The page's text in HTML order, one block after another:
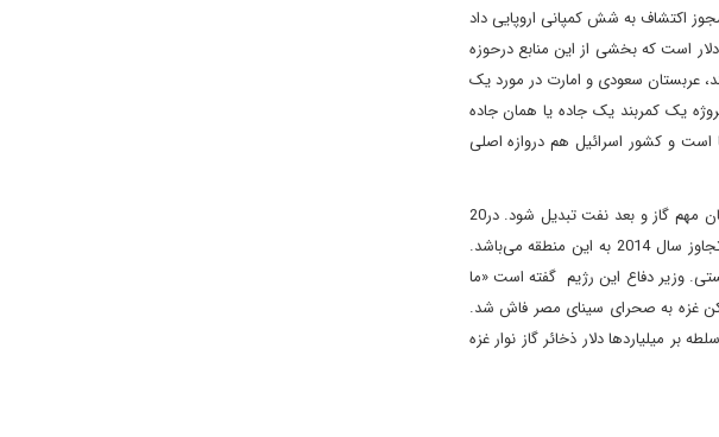
داشت. اما در29 اکتبر امسال یعنی کمتر از دو هفته بعد از حمله اسرائیل به غزه، نتانیاهو نخست‌ وزیر این رژیم 12 مجوز اکتشاف به شش کمپانی اروپایی داد
سواحل باسین در دریای مدیترانه را آغاز کنند. ارزش منابع این مخازن حدود 524 میلیارد دلار است که بخشی از این منابع درحوزه
کشورهای گروه 20 در دهلی ‌نو، آمریکا، اروپا، هند، عربستان سعودی و امارت در مورد یک
یک کمربند یک جاده یا همان جاده
است و کشور اسرائیل هم دروازه اصلی
با توجه به این واقعیت‌ها، موضوع حاکمیت بر غزه برای اسرائیلی‌ها یک فاکتور مهم است. اسرائیل بنا دارد که به صادرکنندگان مهم گاز و بعد نفت تبدیل شود. در20
سال گذشته اسرائیل از یک وارد کننده به یک صادرکننده گاز تبدیل شده است. تجاوز اکتبر 2023 نتانیاهو به غزه در ادامه تجاوز سال 2014 به این منطقه می‌باشد.
رژیم صهیونیستی. وزیر دفاع این رژیم گفته است «ما
یک وزیر دیگر اسرائیلی برای انتقال 3/2 میلیون فلسطینی ساکن غزه به صحرای سینای مصر فاش شد.
بر میلیاردها دلار ذخائر گاز نوار غزه